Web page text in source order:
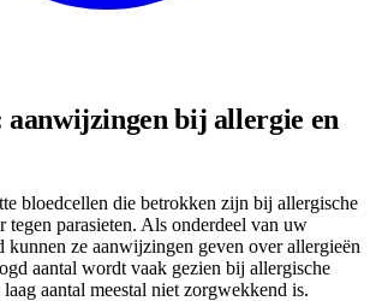
aanwijzingen bij allergie en
bloedcellen die betrokken zijn bij allergische
tegen parasieten. Als onderdeel van uw
kunnen ze aanwijzingen geven over allergieën
aantal wordt vaak gezien bij allergische
aantal meestal niet zorgwekkend is.